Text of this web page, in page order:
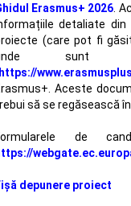
Erasmus+ 2026 .
detaliate din
(care pot fi
sunt
https://
Aceste
să se regăsească
de
depunere proiect